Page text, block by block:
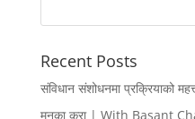
Recent Posts
संविधान संशोधनमा प्रक्रियाको
मनका कुरा | With Basant